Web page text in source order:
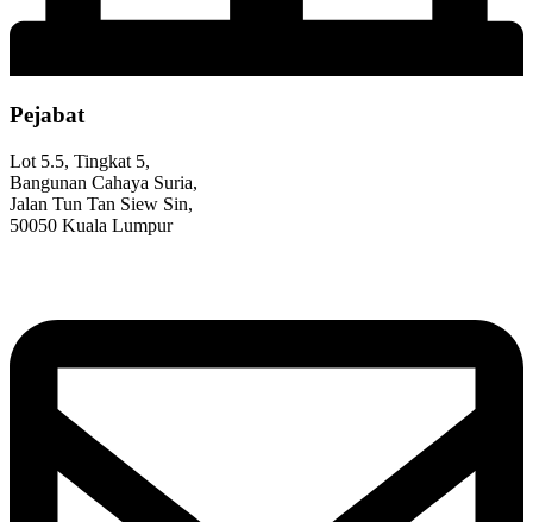
Pejabat
Lot 5.5, Tingkat 5,
Bangunan Cahaya Suria,
Jalan Tun Tan Siew Sin,
50050 Kuala Lumpur